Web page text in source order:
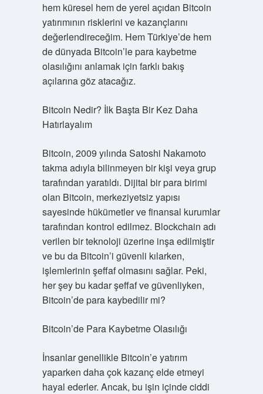
hem küresel hem de yerel açıdan Bitcoin
yatırımının risklerini ve kazançlarını
değerlendireceğim. Hem Türkiye’de hem
de dünyada Bitcoin’le para kaybetme
olasılığını anlamak için farklı bakış
açılarına göz atacağız.
Bitcoin Nedir? İlk Başta Bir Kez Daha
Hatırlayalım
Bitcoin, 2009 yılında Satoshi Nakamoto
takma adıyla bilinmeyen bir kişi veya grup
tarafından yaratıldı. Dijital bir para birimi
olan Bitcoin, merkeziyetsiz yapısı
sayesinde hükümetler ve finansal kurumlar
tarafından kontrol edilmez. Blockchain adı
verilen bir teknoloji üzerine inşa edilmiştir
ve bu da Bitcoin’i güvenli kılarken,
işlemlerinin şeffaf olmasını sağlar. Peki,
her şey bu kadar şeffaf ve güvenliyken,
Bitcoin’de para kaybedilir mi?
Bitcoin’de Para Kaybetme Olasılığı
İnsanlar genellikle Bitcoin’e yatırım
yaparken daha çok kazanç elde etmeyi
hayal ederler. Ancak, bu işin içinde ciddi